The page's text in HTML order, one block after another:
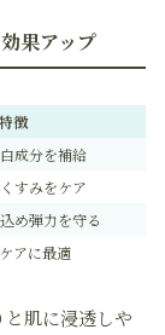
果アップ
特徴
成分を補給
すみをケア
め弾力を守る
アに最適
肌に浸透しや